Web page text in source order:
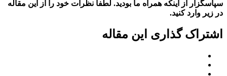
سپاسگزار از اینکه همراه ما بودید. لطفا نظرات خود را از این مقاله
در زیر وارد کنید.
اشتراک گذاری این مقاله